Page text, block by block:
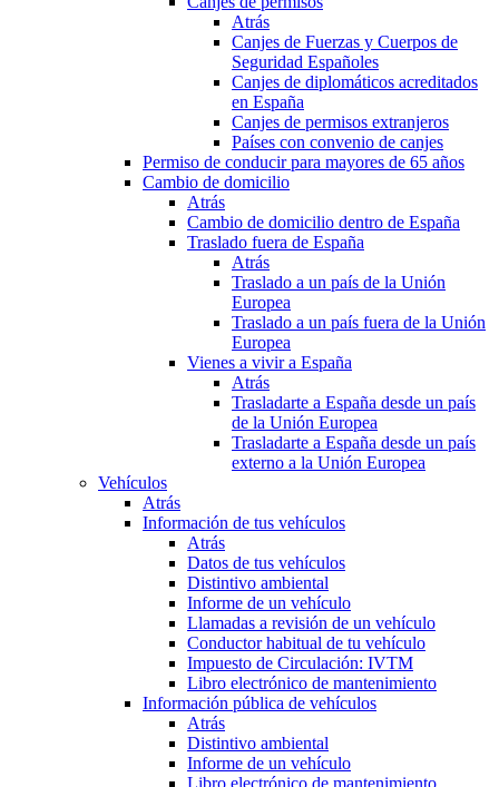
Atrás
Canjes de Fuerzas y Cuerpos de
Seguridad Españoles
Canjes de diplomáticos acreditados
en España
Canjes de permisos extranjeros
Países con convenio de canjes
Permiso de conducir para mayores de 65 años
Cambio de domicilio
Atrás
Cambio de domicilio dentro de España
Traslado fuera de España
Atrás
Traslado a un país de la Unión
Europea
Traslado a un país fuera de la Unión
Europea
Vienes a vivir a España
Atrás
Trasladarte a España desde un país
de la Unión Europea
Trasladarte a España desde un país
externo a la Unión Europea
Vehículos
Atrás
Información de tus vehículos
Atrás
Datos de tus vehículos
Distintivo ambiental
Informe de un vehículo
Llamadas a revisión de un vehículo
Conductor habitual de tu vehículo
Impuesto de Circulación: IVTM
Libro electrónico de mantenimiento
Información pública de vehículos
Atrás
Distintivo ambiental
Informe de un vehículo